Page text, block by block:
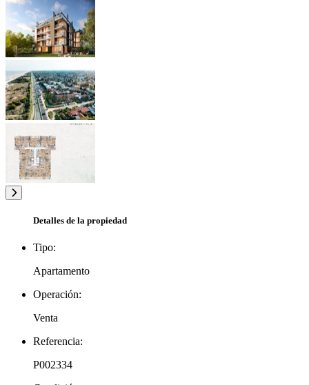
Detalles de la propiedad
Tipo:
Apartamento
Operación:
Venta
Referencia:
P002334